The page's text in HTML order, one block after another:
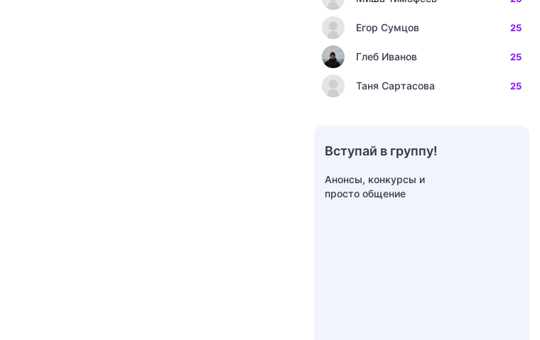
Егор Сумцов 25
Глеб Иванов 25
Таня Сартасова 25
Вступай в группу!
Анонсы, конкурсы и
просто общение